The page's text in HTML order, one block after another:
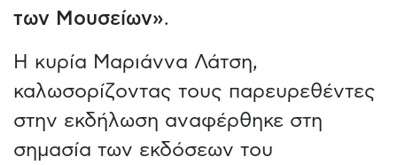
των Μουσείων».
Η κυρία Μαριάννα Λάτση,
καλωσορίζοντας τους παρευρεθέντες
στην εκδήλωση αναφέρθηκε στη
σημασία των εκδόσεων του